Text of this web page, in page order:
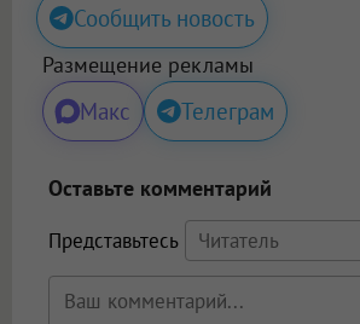
Сообщить новость
Размещение рекламы
Макс Телеграм
Оставьте комментарий
Представьтесь